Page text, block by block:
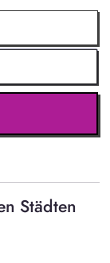
Städten